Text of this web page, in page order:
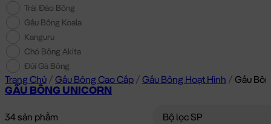
Trài Đào Bông
Gấu Bông Koala
Kanguru
Chó Bông Akita
Đùi Gà Bông
Trang Chủ / Gấu Bông Cao Cấp / Gấu Bông Hoạt Hình / Gấu
GẤU BÔNG UNICORN
34 sản phẩm Bộ lọc SP